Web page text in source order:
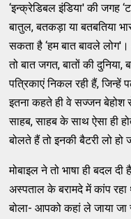
‘इन्‍क्रेडिबल इंडिया' की जगह
बातुल, बतकड़ा या बतबतिया
सकता है ‘हम बात बावले
तो बात जगत, बातों की दुनिया,
पत्रिकाएं निकल रही हैं, जिन्‍हें
इतना कहते ही वे सज्‍जन बेहोश
साहब, साहब के साथ ऐसा ही
बोलते हैं तो इनकी बैटरी लो हो
मोबाइल ने तो भाषा ही बदल
अस्‍पताल के बरामदे में कांप
बोला- आपको कहां ले जाया जा